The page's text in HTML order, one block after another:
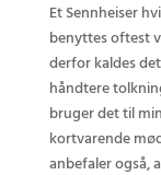
Et Sennheiser
benyttes oftest
derfor kaldes
håndtere
bruger det til
kortvarende
anbefaler også,